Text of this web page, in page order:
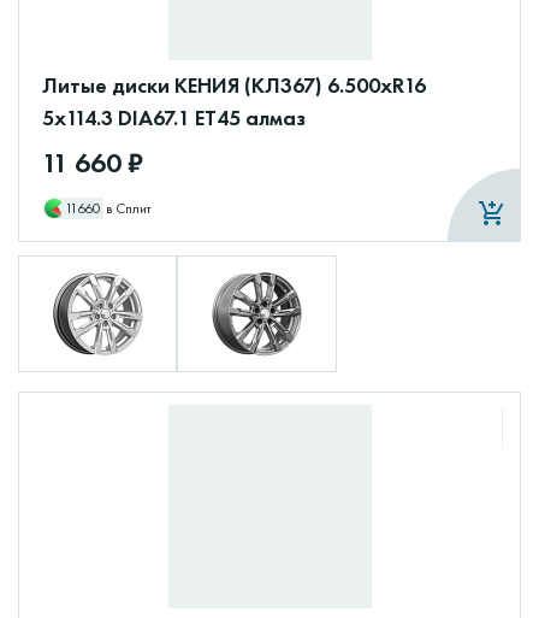
Литые диски КЕНИЯ (КЛ367) 6.500xR16
5x114.3 DIA67.1 ET45 алмаз
11 660 ₽
11660 в Сплит